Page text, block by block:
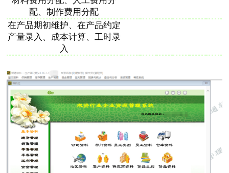
配、制作费用分配
在产品期初维护、在产品约定
产量录入、成本计算、工时录
入